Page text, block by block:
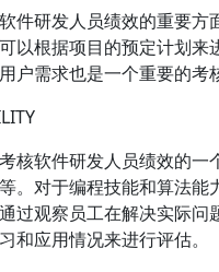
件研发人员绩效的重要
以根据项目的预定计划
户需求也是一个重要的考
核软件研发人员绩效的
。对于编程技能和算法
过观察员工在解决实际
和应用情况来进行评估。